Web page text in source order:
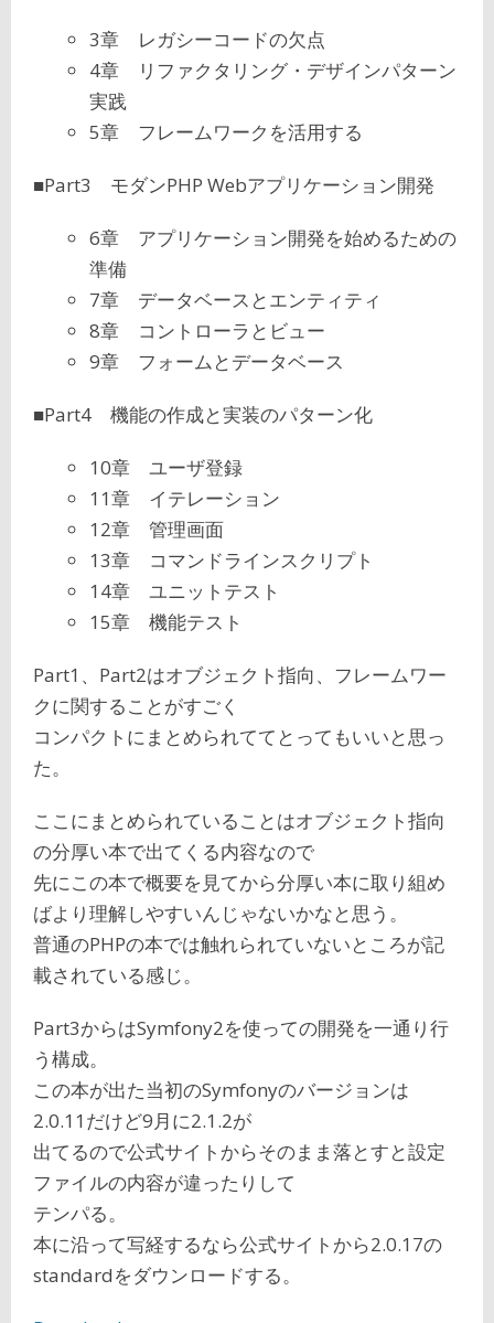
3章 レガシーコードの欠点
4章 リファクタリング・デザインパターン
実践
5章 フレームワークを活用する
■Part3 モダンPHP Webアプリケーション開発
6章 アプリケーション開発を始めるための
準備
7章 データベースとエンティティ
8章 コントローラとビュー
9章 フォームとデータベース
■Part4 機能の作成と実装のパターン化
10章 ユーザ登録
11章 イテレーション
12章 管理画面
13章 コマンドラインスクリプト
14章 ユニットテスト
15章 機能テスト
Part1、Part2はオブジェクト指向、フレームワー
クに関することがすごく
コンパクトにまとめられててとってもいいと思っ
た。
ここにまとめられていることはオブジェクト指向
の分厚い本で出てくる内容なので
先にこの本で概要を見てから分厚い本に取り組め
ばより理解しやすいんじゃないかなと思う。
普通のPHPの本では触れられていないところが記
載されている感じ。
Part3からはSymfony2を使っての開発を一通り行
う構成。
この本が出た当初のSymfonyのバージョンは
2.0.11だけど9月に2.1.2が
出てるので公式サイトからそのまま落とすと設定
ファイルの内容が違ったりして
テンパる。
本に沿って写経するなら公式サイトから2.0.17の
standardをダウンロードする。